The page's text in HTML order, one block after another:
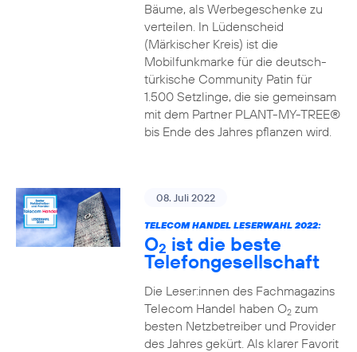
Bäume, als Werbegeschenke zu
verteilen. In Lüdenscheid
(Märkischer Kreis) ist die
Mobilfunkmarke für die deutsch-
türkische Community Patin für
1.500 Setzlinge, die sie gemeinsam
mit dem Partner PLANT-MY-TREE®
bis Ende des Jahres pflanzen wird.
08. Juli 2022
TELECOM HANDEL LESERWAHL 2022:
O2 ist die beste
Telefongesellschaft
Die Leser:innen des Fachmagazins
Telecom Handel haben O2zum
besten Netzbetreiber und Provider
des Jahres gekürt. Als klarer Favorit